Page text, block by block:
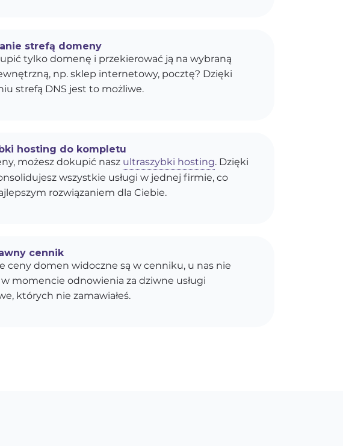
strefą domeny
tylko domenę i przekierować ją na wybraną
np. sklep internetowy, pocztę? Dzięki
strefą DNS jest to możliwe.
hosting do kompletu
możesz dokupić nasz ultraszybki hosting. Dzięki
wszystkie usługi w jednej firmie, co
rozwiązaniem dla Ciebie.
cennik
ceny domen widoczne są w cenniku, u nas nie
w momencie odnowienia za dziwne usługi
których nie zamawiałeś.